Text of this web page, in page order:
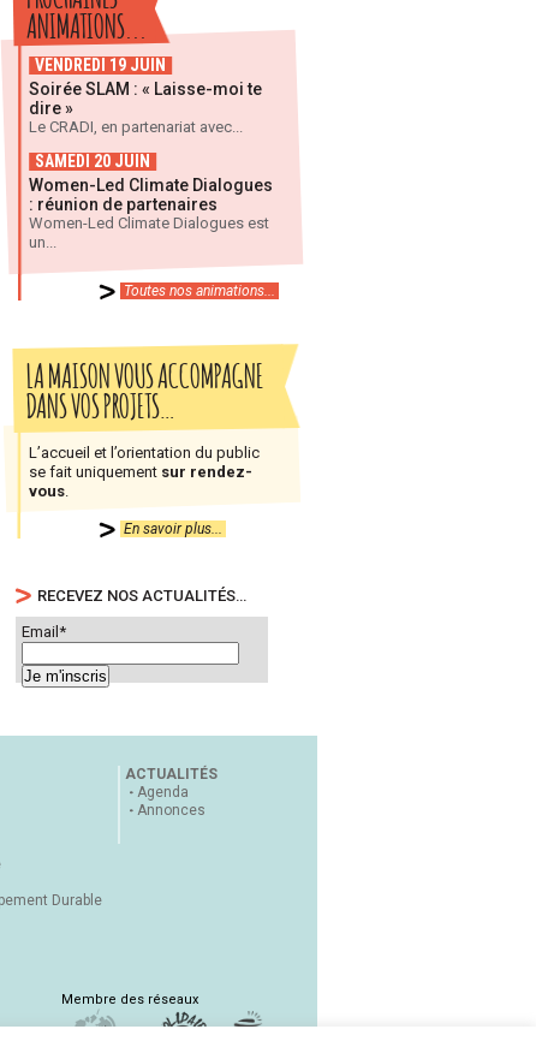
ANIMATIONS...
VENDREDI 19 JUIN
Soirée SLAM : « Laisse-moi te
dire »
Le CRADI, en partenariat avec...
SAMEDI 20 JUIN
Women-Led Climate Dialogues
: réunion de partenaires
Women-Led Climate Dialogues est
un...
Toutes nos animations...
LA MAISON VOUS ACCOMPAGNE
DANS VOS PROJETS…
L’accueil et l’orientation du public
se fait uniquement sur rendez-
vous
En savoir plus...
RECEVEZ NOS ACTUALITÉS…
Email*
Durable
ACTUALITÉS
Agenda
Annonces
Membre des réseaux